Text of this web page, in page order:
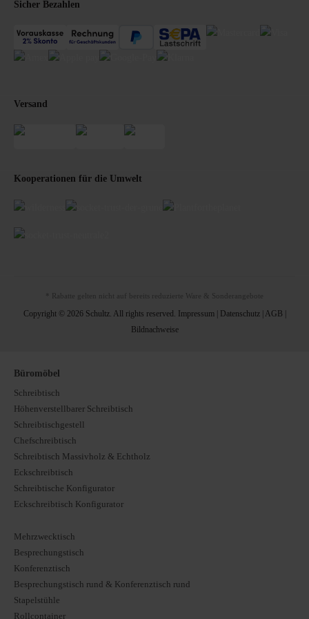
Sicher Bezahlen
Versand
Kooperationen für die Umwelt
* Rabatte gelten nicht auf bereits reduzierte Ware & Sonderangebote
Copyright © 2026 Schultz. All rights reserved. Impressum| Datenschutz| AGB
Bildnachweise
Büromöbel
Schreibtisch
Höhenverstellbarer Schreibtisch
Schreibtischgestell
Chefschreibtisch
Schreibtisch Massivholz & Echtholz
Eckschreibtisch
Schreibtische Konfigurator
Eckschreibtisch Konfigurator
Mehrzwecktisch
Besprechungstisch
Konferenztisch
Besprechungstisch rund & Konferenztisch rund
Stapelstühle
Rollcontainer